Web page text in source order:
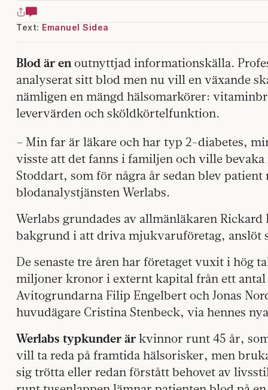
Text: Emanuel Sidea
Blod är enoutnyttjad informationskälla.
analyserat sitt blod men nu vill en växande
nämligen en mängd hälsomarkörer:
levervärden och sköldkörtelfunktion.
– Min far är läkare och har typ 2-diabetes,
visste att det fanns i familjen och ville
Stoddart, som för några år sedan blev
blodanalystjänsten Werlabs.
Werlabs grundades av allmänläkaren
bakgrund i att driva mjukvaruföretag, anslöt
De senaste tre åren har företaget vuxit i hög
miljoner kronor i externt kapital från ett antal
Avitogrundarna Filip Engelbert och Jonas
huvudägare Cristina Stenbeck, via hennes
Werlabs typkunder är kvinnor runt 45 år,
vill ta reda på framtida hälsorisker, men
sig trötta eller redan förstått behovet av